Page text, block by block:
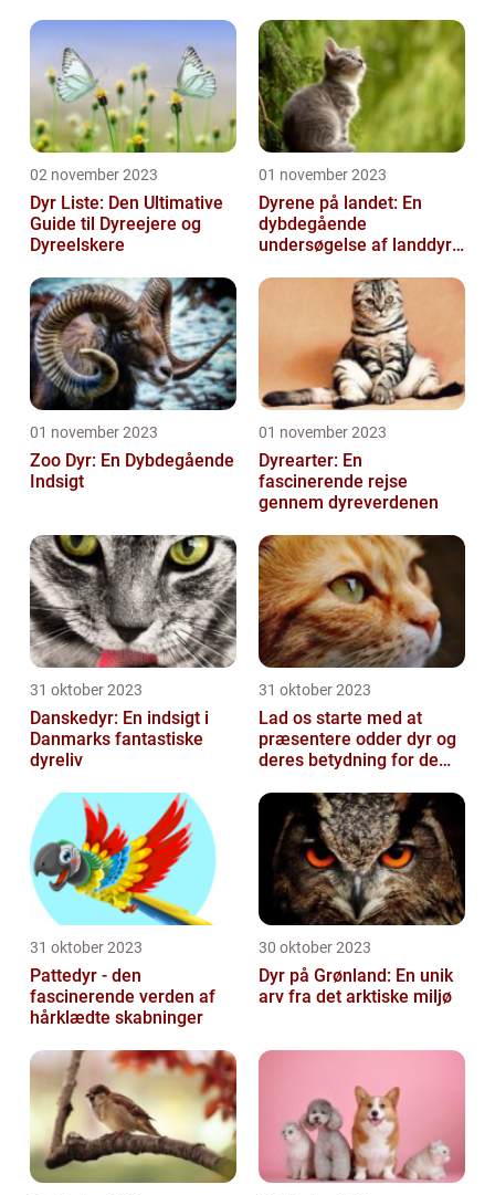
02 november 2023
Dyr Liste: Den Ultimative
Guide til Dyreejere og
Dyreelskere
01 november 2023
Dyrene på landet: En
dybdegående
undersøgelse af landdyr
gennem historien
01 november 2023
Zoo Dyr: En Dybdegående
Indsigt
01 november 2023
Dyrearter: En
fascinerende rejse
gennem dyreverdenen
31 oktober 2023
Danskedyr: En indsigt i
Danmarks fantastiske
dyreliv
31 oktober 2023
Lad os starte med at
præsentere odder dyr og
deres betydning for dem,
interesseret i...
31 oktober 2023
Pattedyr - den
fascinerende verden af
hårklædte skabninger
30 oktober 2023
Dyr på Grønland: En unik
arv fra det arktiske miljø